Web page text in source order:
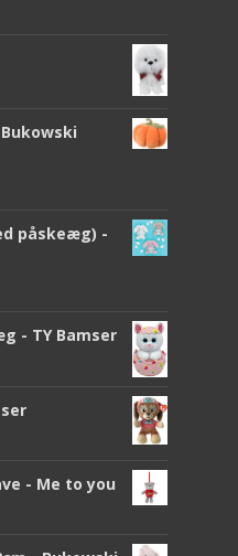
påskeæg) -
- TY Bamser
- Me to you